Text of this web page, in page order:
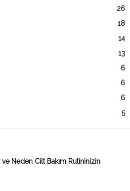
26
18
14
13
6
6
6
5
Neden Cilt Bakım Rutininizin